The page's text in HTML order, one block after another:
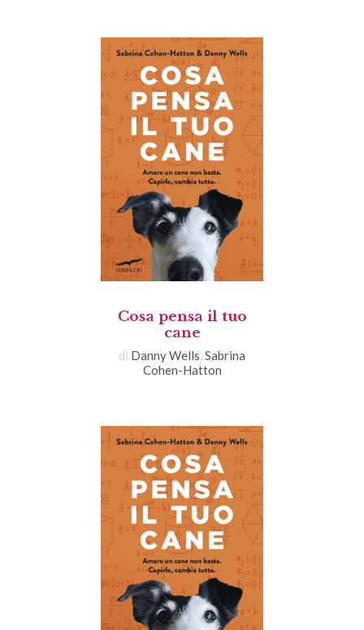
Cosa pensa il tuo
cane
di Danny Wells,Sabrina
Cohen-Hatton